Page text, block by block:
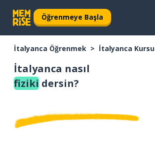
Öğrenmeye Başla
İtalyanca Öğrenmek İtalyanca Kursu
İtalyanca nasıl
fiziki dersin?